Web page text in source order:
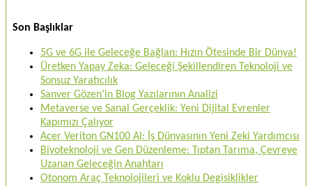
Son Başlıklar
5G ve 6G ile Geleceğe Bağlan: Hızın Ötesinde Bir Dünya!
Üretken Yapay Zeka: Geleceği Şekillendiren Teknoloji ve
Sonsuz Yaratıcılık
Sanver Gözen’in Blog Yazılarının Analizi
Metaverse ve Sanal Gerçeklik: Yeni Dijital Evrenler
Kapımızı Çalıyor
Acer Veriton GN100 AI: İş Dünyasının Yeni Zeki Yardımcısı
Biyoteknoloji ve Gen Düzenleme: Tıptan Tarıma, Çevreye
Uzanan Geleceğin Anahtarı
Otonom Araç Teknolojileri ve Koklu Degisiklikler